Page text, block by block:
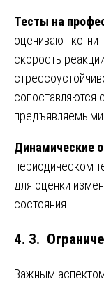
Тесты на
оценивают
скорость
сопоставляются
Динамические
периодическом
для оценки
состояния.
4. 3.
Важным